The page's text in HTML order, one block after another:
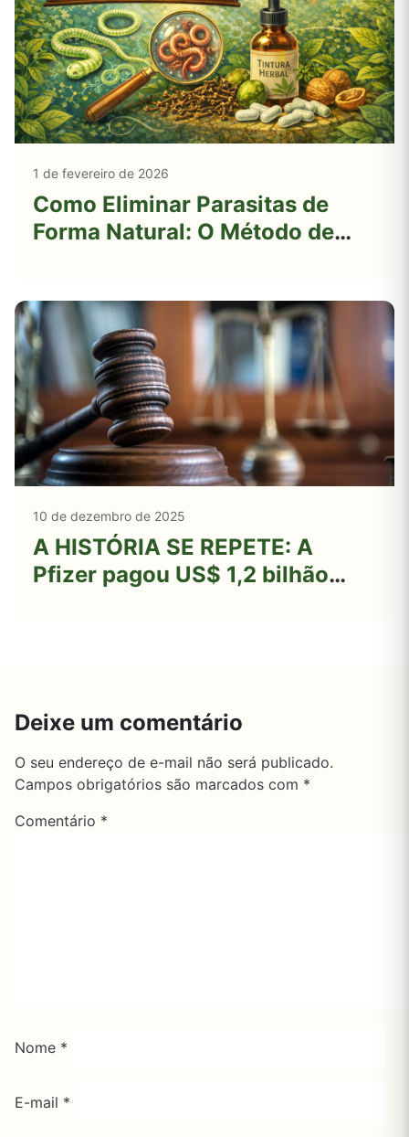
1 de fevereiro de 2026
Como Eliminar Parasitas de
Forma Natural: O Método de
10 de dezembro de 2025
A HISTÓRIA SE REPETE: A
Pfizer pagou US$ 1,2 bilhão
Deixe um comentário
O seu endereço de e-mail não será publicado.
Campos obrigatórios são marcados com *
Comentário *
Nome *
E-mail *